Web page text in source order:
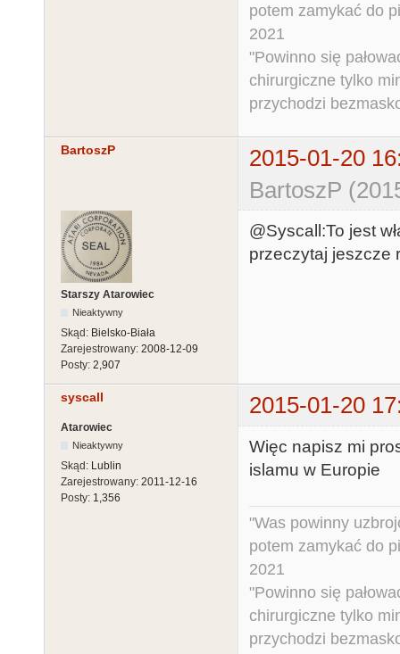
potem zamykać do
2021
"Powinno się
chirurgiczne tylko
przychodzi
BartoszP
2015-01-20
BartoszP
Starszy Atarowiec
Nieaktywny
Skąd: Bielsko-Biała
Zarejestrowany: 2008-12-09
Posty: 2,907
@Syscall:To jest
przeczytaj jeszcze
syscall 2015-01-20
Atarowiec
Nieaktywny
Skąd: Lublin
Zarejestrowany: 2011-12-16
Posty: 1,356
Więc napisz mi
islamu w Europie
"Was powinny
potem zamykać do
2021
"Powinno się
chirurgiczne tylko
przychodzi